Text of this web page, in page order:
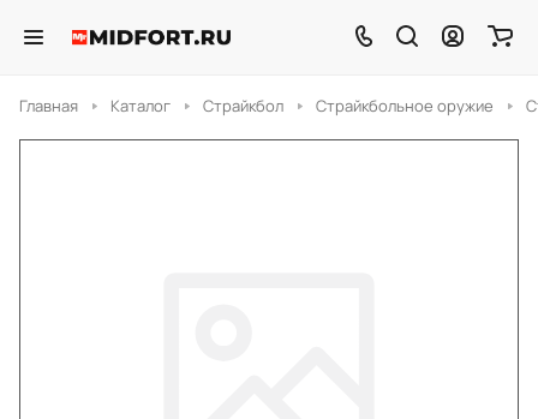
Главная Каталог Страйкбол Страйкбольное оружие